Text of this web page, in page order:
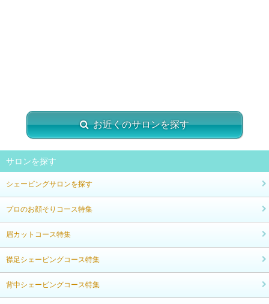
お近くのサロンを探す
サロンを探す
シェービングサロンを探す
プロのお顔そりコース特集
眉カットコース特集
襟足シェービングコース特集
背中シェービングコース特集